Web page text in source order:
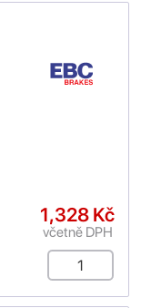
1,328 Kč
včetně DPH